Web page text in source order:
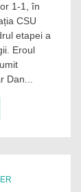
salvat
un
punct
Universității
Cluj
în
1-1, în
CSU
etapei a
Eroul
Dan...